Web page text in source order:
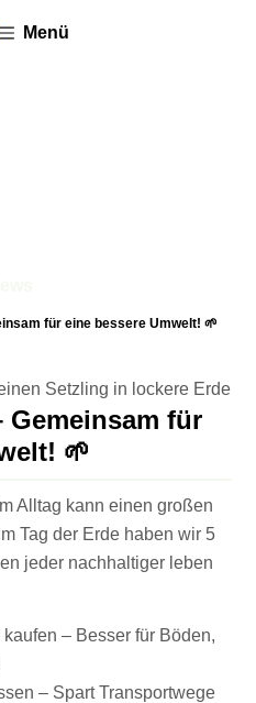
Menü
für eine bessere Umwelt! 🌱
Gemeinsam für
🌱
Alltag kann einen großen
Tag der Erde haben wir 5
jeder nachhaltiger leben
– Besser für Böden,
– Spart Transportwege